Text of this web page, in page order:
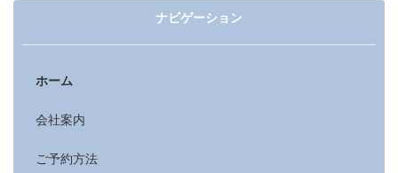
ナビゲーション
ホーム
会社案内
ご予約方法